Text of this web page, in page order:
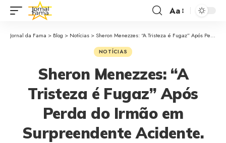
Aa
Jornal da Fama > Blog > Notícias > Sheron Menezzes: “A Tristeza é Fugaz” Após Perda do Irmão em Surpreendente Acidente.
NOTÍCIAS
Sheron Menezzes: “A
Tristeza é Fugaz” Após
Perda do Irmão em
Surpreendente Acidente.